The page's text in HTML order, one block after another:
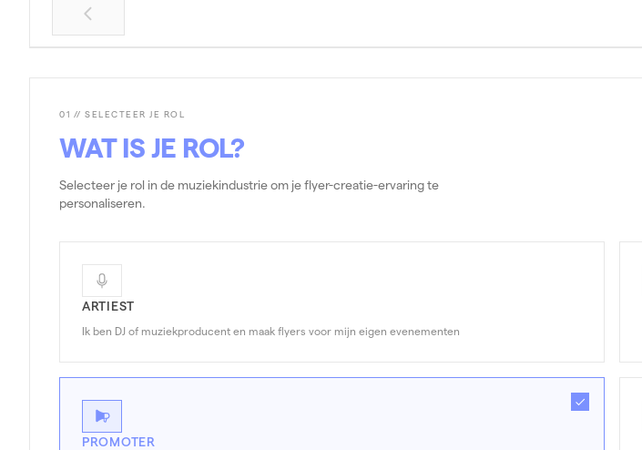
01 // SELECTEER JE ROL
WAT IS JE ROL?
Selecteer je rol in de muziekindustrie om je flyer-creatie-ervaring te
personaliseren.
ARTIEST
Ik ben DJ of muziekproducent en maak flyers voor mijn eigen evenementen
PROMOTER